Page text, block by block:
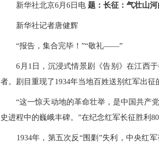
新华社北京6月6日电 题：长征：气壮山
新华社记者唐健辉
“报告，集合完毕！”“敬礼——”
6月1日，沉浸式情景剧《告别》在江西于
者。剧目重现了1934年当地百姓送别红军出
“这一惊天动地的革命壮举，是中国共产
史进程中的巍峨丰碑。”在纪念红军长征胜利
1934年，第五次反“围剿”失利，中央红军